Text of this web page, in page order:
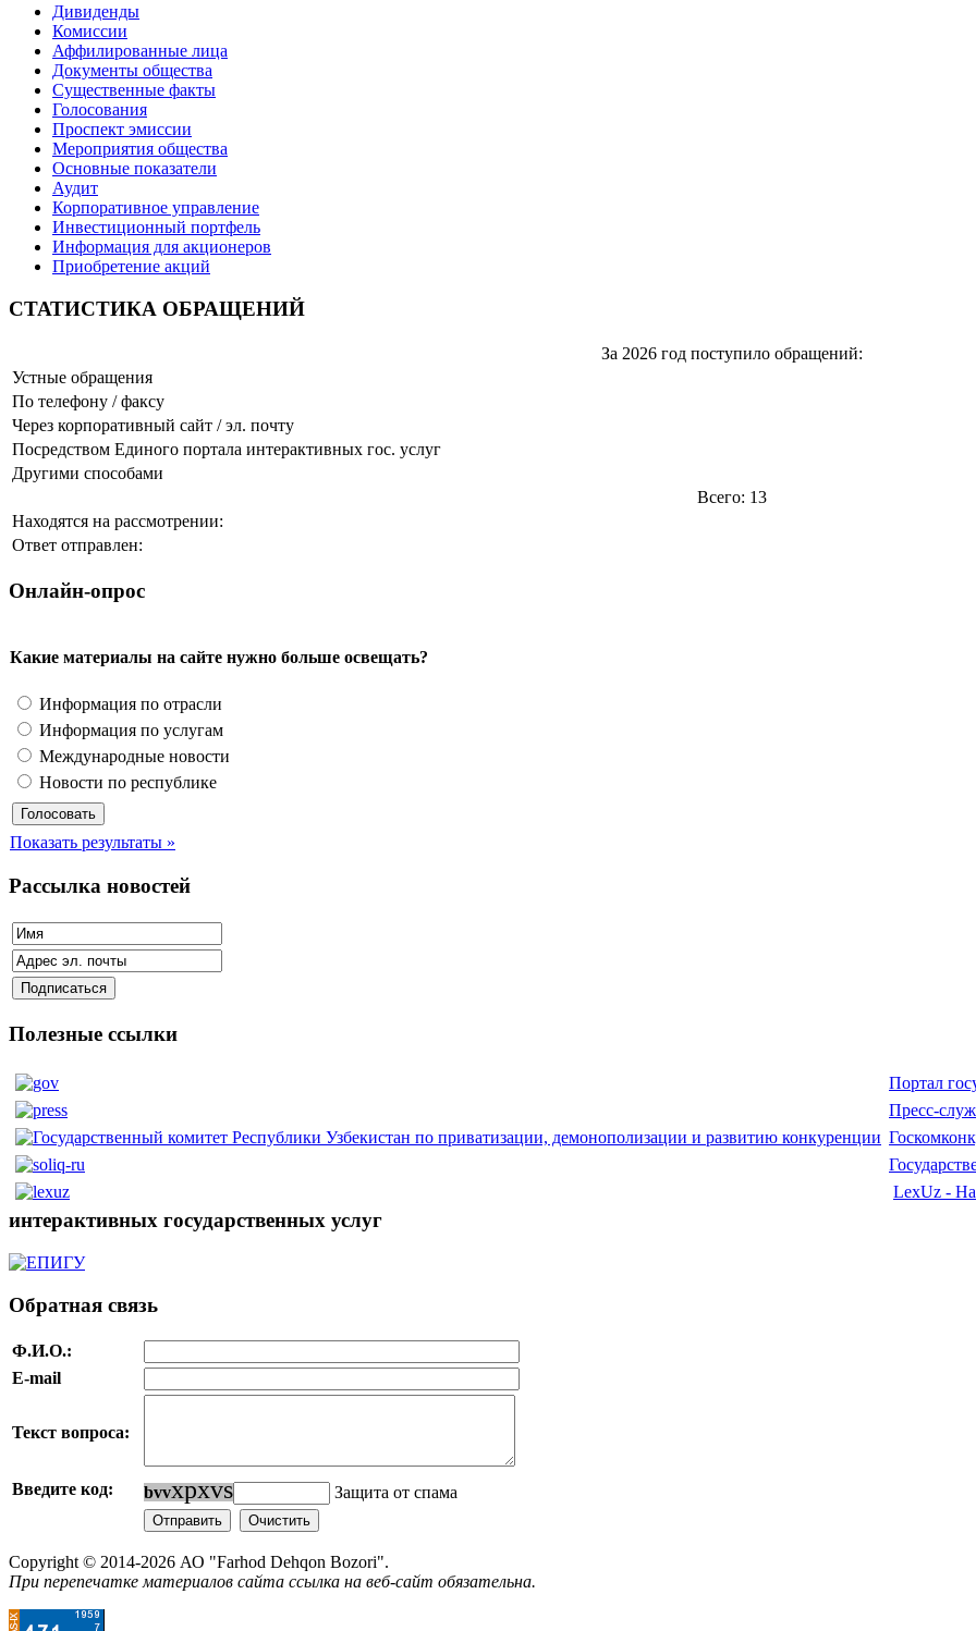
Дивиденды
Комиссии
Аффилированные лица
Документы общества
Существенные факты
Голосования
Проспект эмиссии
Мероприятия общества
Основные показатели
Аудит
Корпоративное управление
Инвестиционный портфель
Информация для акционеров
Приобретение акций
СТАТИСТИКА ОБРАЩЕНИЙ
За 2026 год поступило обращений:
Устные обращения
По телефону / факсу
Через корпоративный сайт / эл. почту
Посредством Единого портала интерактивных гос. услуг
Другими способами
Всего: 13
Находятся на рассмотрении:
Ответ отправлен:
Онлайн-опрос
Какие материалы на сайте нужно больше освещать?
Информация по отрасли
Информация по услугам
Международные новости
Новости по республике
Показать результаты »
Рассылка новостей
Полезные ссылки
Портал
Пресс-
LexUz -
интерактивных государственных услуг
Обратная связь
Ф.И.О.:
E-mail
Текст вопроса:
Введите код: bvvxpxvs Защита от спама
Copyright © 2014-2026 АО "Farhod Dehqon Bozori".
При перепечатке материалов сайта ссылка на веб-сайт обязательна.